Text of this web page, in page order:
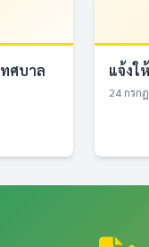
ศบาล
แจ้งใ
24 กรก